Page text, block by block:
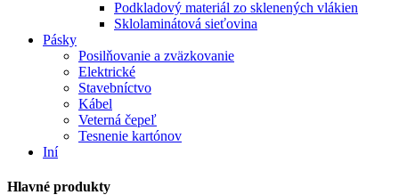
Podkladový materiál zo sklenených vlákien
Sklolaminátová sieťovina
Pásky
Posilňovanie a zväzkovanie
Elektrické
Stavebníctvo
Kábel
Veterná čepeľ
Tesnenie kartónov
Iní
Hlavné produkty